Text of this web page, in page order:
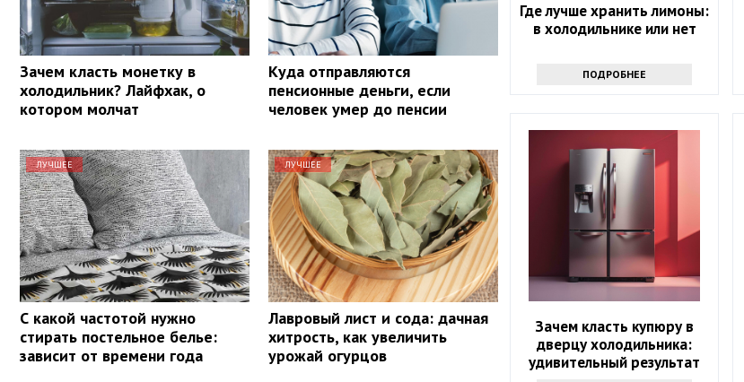
Зачем класть монетку в
холодильник? Лайфхак, о
котором молчат
Куда отправляются
пенсионные деньги, если
человек умер до пенсии
ЛУЧШЕЕ
С какой частотой нужно
стирать постельное белье:
зависит от времени года
ЛУЧШЕЕ
Лавровый лист и сода: дачная
хитрость, как увеличить
урожай огурцов
Где лучше хранить лимоны:
в холодильнике или нет
ПОДРОБНЕЕ
Зачем класть купюру в
дверцу холодильника:
удивительный результат